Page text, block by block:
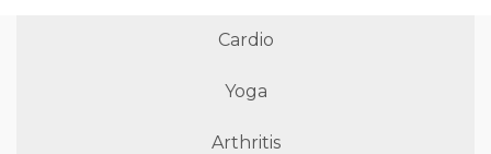
Cardio
Yoga
Arthritis